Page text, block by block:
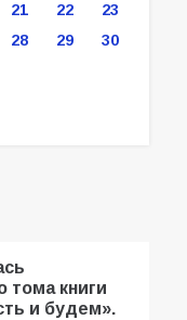
21 22
23
28 29
30
тома книги
и будем».